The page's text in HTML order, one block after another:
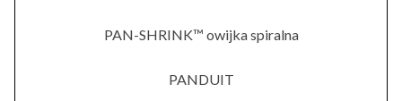
PAN-SHRINK™ owijka spiralna
PANDUIT